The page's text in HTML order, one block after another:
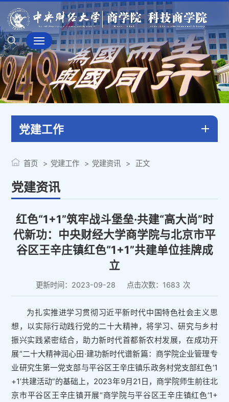
党建工作
党建资讯
首页 党建工作 党建资讯 正文
红色“1+1”筑牢战斗堡垒·共建“高大尚”时
代新功：中央财经大学商学院与北京市平
谷区王辛庄镇红色“1+1”共建单位挂牌成
立
更新时间：2023-09-28 点击次数： 1683 次
为扎实推进学习贯彻习近平新时代中国特色社会主义思
想，以实际行动践行党的二十大精神，将学习、研究与乡村
振兴实践紧密结合，助力新时代首都新农村发展，在成功开
展“二十大精神润心田·建功新时代谱新篇：商学院企业管理专
业研究生第一党支部与平谷区王辛庄镇乐政务村党支部红色‘1
+1’共建活动”的基础上，2023年9月21日，商学院师生前往北
京市平谷区王辛庄镇开展“商学院与平谷区王辛庄镇红色‘1+